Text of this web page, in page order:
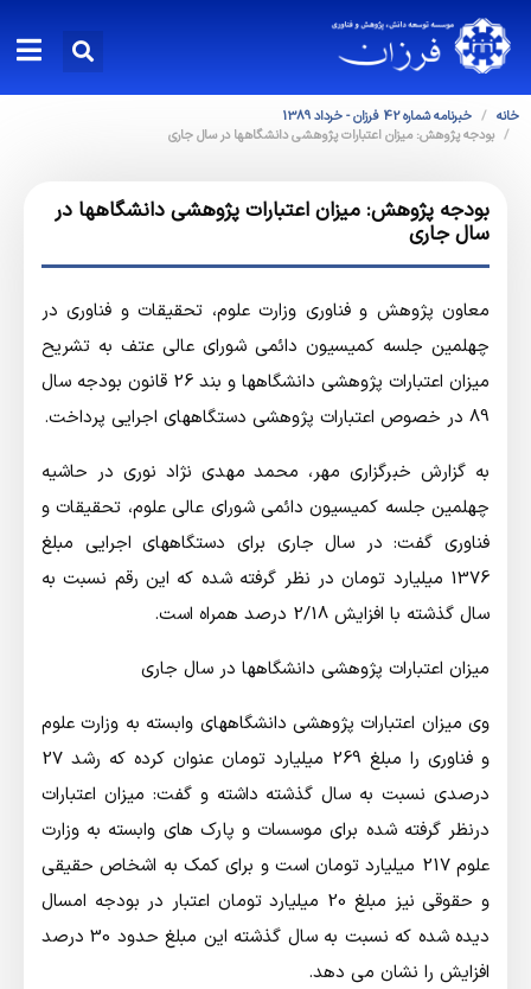
خانه
خبرنامه شماره 42 فرزان - خرداد 1389
بودجه پژوهش: میزان اعتبارات پژوهشی دانشگاهها در سال جاری
بودجه پژوهش: میزان اعتبارات پژوهشی دانشگاهها در
سال جاری
معاون پژوهش و فناوری وزارت علوم، تحقیقات و فناوری در
چهلمین جلسه کمیسیون دائمی شورای عالی عتف به تشریح
میزان اعتبارات پژوهشی دانشگاهها و بند 26 قانون بودجه سال
89 در خصوص اعتبارات پژوهشی دستگاههای اجرایی پرداخت.
به گزارش خبرگزاری مهر، محمد مهدی نژاد نوری در حاشیه
چهلمین جلسه کمیسیون دائمی شورای عالی علوم، تحقیقات و
فناوری گفت: در سال جاری برای دستگاههای اجرایی مبلغ
1376 میلیارد تومان در نظر گرفته شده که این رقم نسبت به
سال گذشته با افزایش 2/18 درصد همراه است.
میزان اعتبارات پژوهشی دانشگاهها در سال جاری
وی میزان اعتبارات پژوهشی دانشگاههای وابسته به وزارت علوم
و فناوری را مبلغ 269 میلیارد تومان عنوان کرده که رشد 27
درصدی نسبت به سال گذشته داشته و گفت: میزان اعتبارات
درنظر گرفته شده برای موسسات و پارک های وابسته به وزارت
علوم 217 میلیارد تومان است و برای کمک به اشخاص حقیقی
و حقوقی نیز مبلغ 20 میلیارد تومان اعتبار در بودجه امسال
دیده شده که نسبت به سال گذشته این مبلغ حدود 30 درصد
افزایش را نشان می دهد.